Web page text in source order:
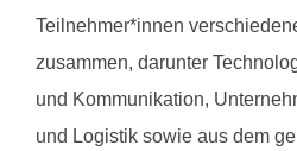
Teilnehmer*innen
zusammen, darunter
und Kommunikation,
und Logistik sowie aus dem